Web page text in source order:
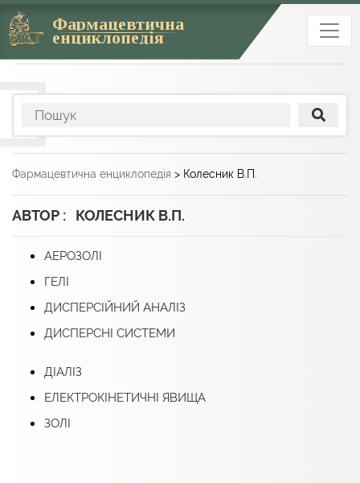
Фармацевтична
енциклопедія
Фармацевтична енциклопедія > Колесник В.П.
АВТОР : КОЛЕСНИК В.П.
АЕРОЗОЛІ
ГЕЛІ
ДИСПЕРСІЙНИЙ АНАЛІЗ
ДИСПЕРСНІ СИСТЕМИ
ДІАЛІЗ
ЕЛЕКТРОКІНЕТИЧНІ ЯВИЩА
ЗОЛІ